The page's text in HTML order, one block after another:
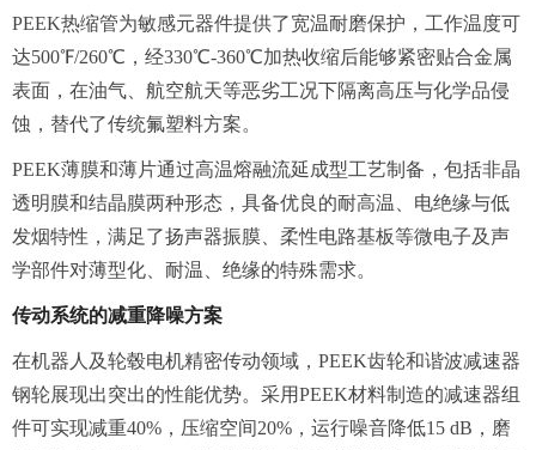
PEEK热缩管为敏感元器件提供了宽温耐磨保护，工作温度可
达500℉/260℃，经330℃-360℃加热收缩后能够紧密贴合金属
表面，在油气、航空航天等恶劣工况下隔离高压与化学品侵
蚀，替代了传统氟塑料方案。
PEEK薄膜和薄片通过高温熔融流延成型工艺制备，包括非晶
透明膜和结晶膜两种形态，具备优良的耐高温、电绝缘与低
发烟特性，满足了扬声器振膜、柔性电路基板等微电子及声
学部件对薄型化、耐温、绝缘的特殊需求。
传动系统的减重降噪方案
在机器人及轮毂电机精密传动领域，PEEK齿轮和谐波减速器
钢轮展现出突出的性能优势。采用PEEK材料制造的减速器组
件可实现减重40%，压缩空间20%，运行噪音降低15 dB，磨